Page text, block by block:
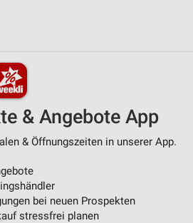
& Angebote App
& Öffnungszeiten in unserer App.
bei neuen Prospekten
stressfrei planen